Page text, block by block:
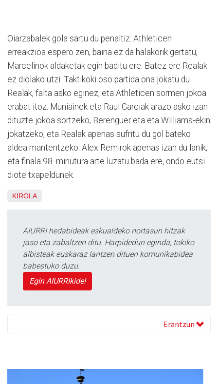
Oiarzabalek gola sartu du penaltiz. Athleticen
erreakzioa espero zen, baina ez da halakorik gertatu,
Marcelinok aldaketak egin baditu ere. Batez ere Realak
ez diolako utzi. Taktikoki oso partida ona jokatu du
Realak, falta asko eginez, eta Athleticen sormen jokoa
erabat itoz. Muniainek eta Raul Garciak arazo asko izan
dituzte jokoa sortzeko, Berenguer eta eta Williams-ekin
jokatzeko, eta Realak apenas sufritu du gol bateko
aldea mantentzeko. Alex Remirok apenas izan du lanik,
eta finala 98. minutura arte luzatu bada ere, ondo eutsi
diote txapeldunek.
KIROLA
AIURRI hedabideak eskualdeko nortasun hitzak
jaso eta zabaltzen ditu. Harpidedun eginda, tokiko
albisteak euskaraz lantzen dituen komunikabidea
babestuko duzu.
Egin AIURRIkide!
Erantzun